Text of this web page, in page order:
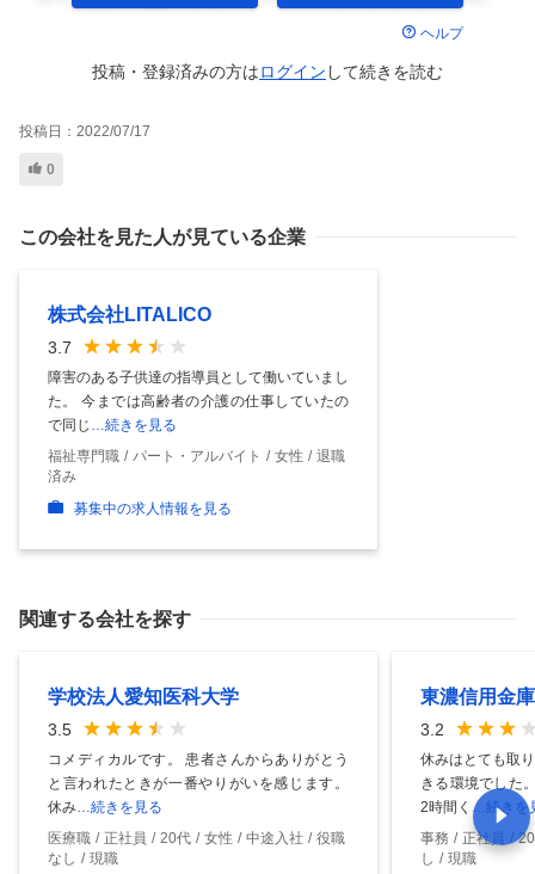
ヘルプ
投稿・登録済みの方はログイン して続きを読む
投稿日： 2022/07/17
0
この会社を見た人が見ている企業
株式会社LITALICO
3.7
障害のある子供達の指導員として働いていまし
た。 今までは高齢者の介護の仕事していたの
で同じ
…続きを見る
福祉専門職
パート・アルバイト 女性
退職
済み
募集中の求人情報を見る
関連する会社を探す
学校法人愛知医科大学
3.5
コメディカルです。 患者さんからありがとう
と言われたときが一番やりがいを感じます。
休み …続きを見る
医療職
正社員 20代 女性 中途入社
役職
なし
現職
東濃信用金庫
3.2
休みはとても取
きる環境でした
2時間く …続きを
事務
正社員
し
現職